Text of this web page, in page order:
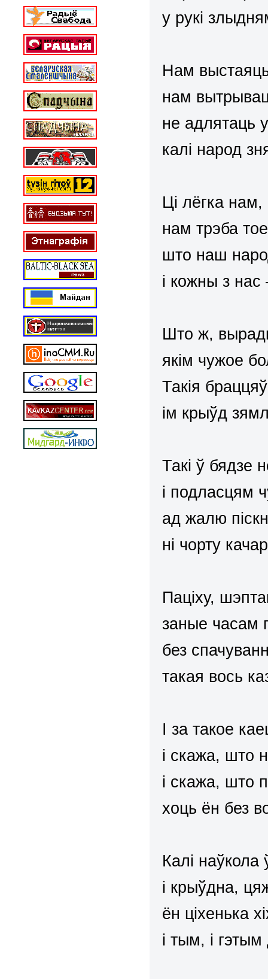
у рукі
Нам
нам
не адлятаць
калі народ
Ці лёгка
нам трэба
што наш
і кожны з нас
Што ж,
якім чужое
Такія
ім крыўд
Такі ў бядзе
і подласцям
ад жалю
ні чорту
Паціху,
заные часам
без
такая вось
І за такое
і скажа, што
і скажа, што
хоць ён без
Калі
і крыўдна,
ён ціхенька
і тым, і